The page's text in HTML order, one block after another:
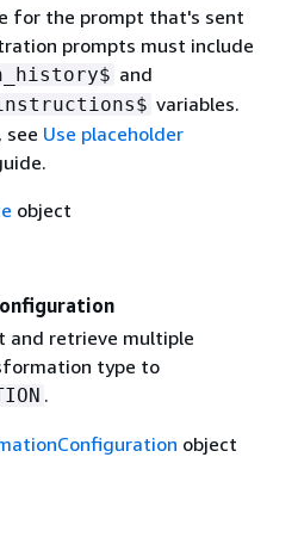
for the prompt that's sent
prompts must include
and
variables.
see Use placeholder
object
and retrieve multiple
type to
.
object